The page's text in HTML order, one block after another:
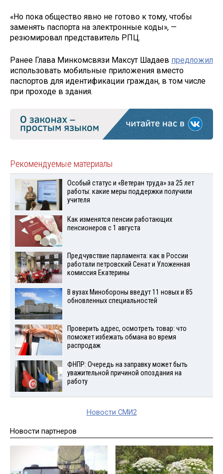
«Но пока общество явно не готово к тому, чтобы
заменять паспорта на электронные коды», —
резюмировал представитель РПЦ.
Ранее Глава Минкомсвязи Максут Шадаев предложил
использовать мобильные приложения вместо
паспортов для идентификации граждан, в том числе
при проходе в здания.
Рекомендуемые материалы
Особый статус и «Ветеран труда» за 25 лет
работы: какие меры поддержки получили
учителя
Как изменятся пенсии работающих
пенсионеров с 1 августа
Предчувствие парламента: как в России
работали петровский Сенат и Уложенная
комиссия Екатерины
В вузах Минобороны введут 11 новых и 85
обновленных специальностей
Проверить адрес, осмотреть товар: что
поможет избежать обмана во время
распродаж
ФНПР: Очередь на заправку может быть
уважительной причиной опоздания на
работу
Новости СМИ2
Новости партнеров